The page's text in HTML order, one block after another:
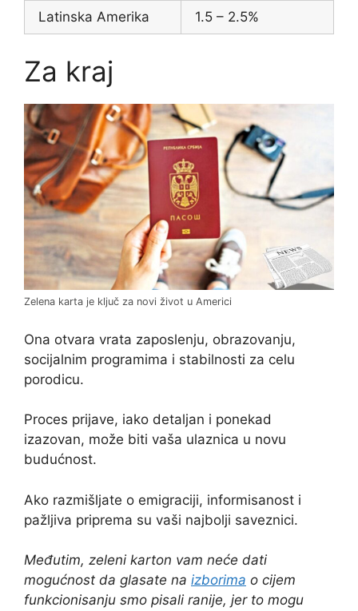
Latinska Amerika 1.5 – 2.5%
Za kraj
Zelena karta je ključ za novi život u Americi
Ona otvara vrata zaposlenju, obrazovanju,
socijalnim programima i stabilnosti za celu
porodicu.
Proces prijave, iako detaljan i ponekad
izazovan, može biti vaša ulaznica u novu
budućnost.
Ako razmišljate o emigraciji, informisanost i
pažljiva priprema su vaši najbolji saveznici.
Međutim, zeleni karton vam neće dati
mogućnost da glasate na izborima o cijem
funkcionisanju smo pisali ranije, jer to mogu